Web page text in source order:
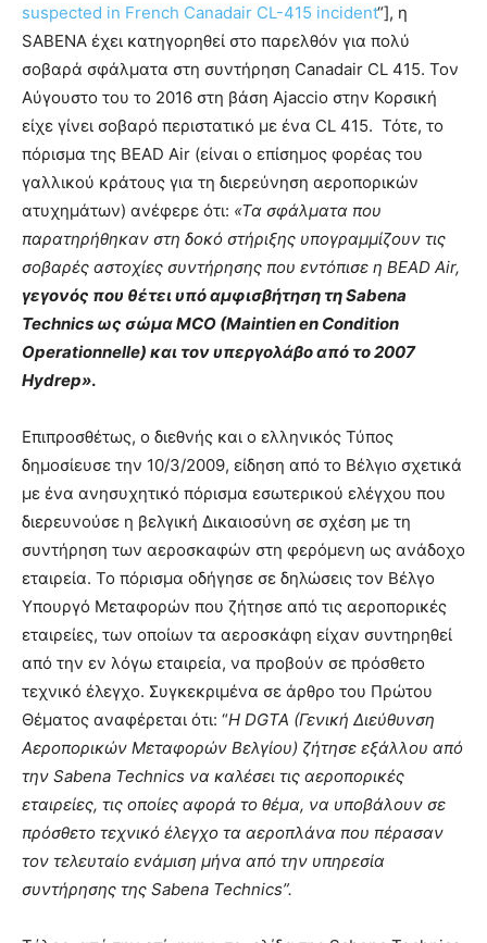
suspected in French Canadair CL-415 incident“], η
SABENA έχει κατηγορηθεί στο παρελθόν για πολύ
σοβαρά σφάλματα στη συντήρηση Canadair CL 415. Τον
Αύγουστο του το 2016 στη βάση Ajaccio στην Κορσική
είχε γίνει σοβαρό περιστατικό με ένα CL 415. Τότε, το
πόρισμα της BEAD Air (είναι ο επίσημος φορέας του
γαλλικού κράτους για τη διερεύνηση αεροπορικών
ατυχημάτων) ανέφερε ότι: «Τα σφάλματα που
παρατηρήθηκαν στη δοκό στήριξης υπογραμμίζουν τις
σοβαρές αστοχίες συντήρησης που εντόπισε η BEAD Air,
γεγονός που θέτει υπό αμφισβήτηση τη Sabena
Technics ως σώμα MCO (Maintien en Condition
Operationnelle) και τον υπεργολάβο από το 2007
Hydrep».
Επιπροσθέτως, ο διεθνής και ο ελληνικός Τύπος
δημοσίευσε την 10/3/2009, είδηση από το Βέλγιο σχετικά
με ένα ανησυχητικό πόρισμα εσωτερικού ελέγχου που
διερευνούσε η βελγική Δικαιοσύνη σε σχέση με τη
συντήρηση των αεροσκαφών στη φερόμενη ως ανάδοχο
εταιρεία. Το πόρισμα οδήγησε σε δηλώσεις τον Βέλγο
Υπουργό Μεταφορών που ζήτησε από τις αεροπορικές
εταιρείες, των οποίων τα αεροσκάφη είχαν συντηρηθεί
από την εν λόγω εταιρεία, να προβούν σε πρόσθετο
τεχνικό έλεγχο. Συγκεκριμένα σε άρθρο του Πρώτου
Θέματος αναφέρεται ότι: “Η DGTA (Γενική Διεύθυνση
Αεροπορικών Μεταφορών Βελγίου) ζήτησε εξάλλου από
την Sabena Technics να καλέσει τις αεροπορικές
εταιρείες, τις οποίες αφορά το θέμα, να υποβάλουν σε
πρόσθετο τεχνικό έλεγχο τα αεροπλάνα που πέρασαν
τον τελευταίο ενάμιση μήνα από την υπηρεσία
συντήρησης της Sabena Technics”.